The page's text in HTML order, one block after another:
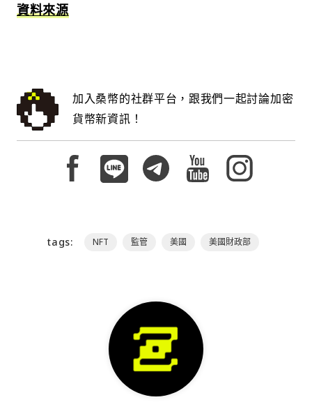
資料來源
加入桑幣的社群平台，跟我們一起討論加密
貨幣新資訊！
tags: NFT 監管 美國 美國財政部